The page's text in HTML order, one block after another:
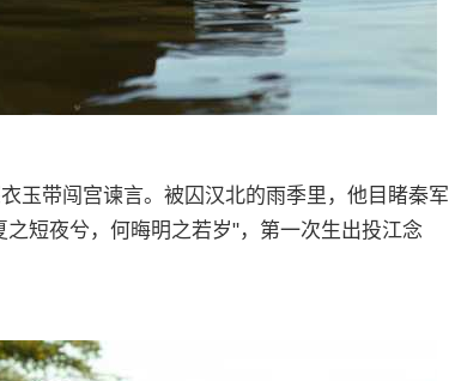
玉带闯宫谏言。被囚汉北的雨季里，他目睹秦军
短夜兮，何晦明之若岁"，第一次生出投江念